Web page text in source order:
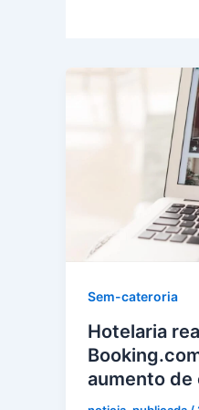
Sem-cateroria
Hotelaria
aumento de